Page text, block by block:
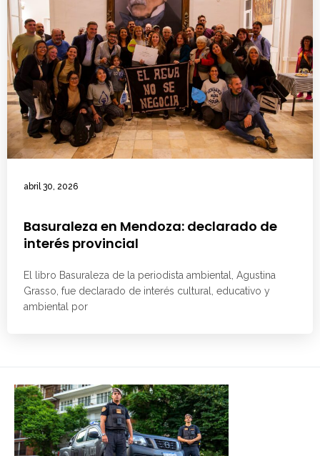
abril 30, 2026
Basuraleza en Mendoza: declarado de
interés provincial
El libro Basuraleza de la periodista ambiental, Agustina
Grasso, fue declarado de interés cultural, educativo y
ambiental por